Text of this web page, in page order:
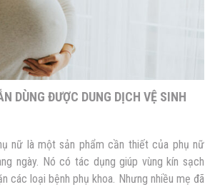
DÙNG ĐƯỢC DUNG DỊCH VỆ SINH
nữ là một sản phẩm cần thiết của phụ nữ
ngày. Nó có tác dụng giúp vùng kín sạch
các loại bệnh phụ khoa. Nhưng nhiều mẹ đã